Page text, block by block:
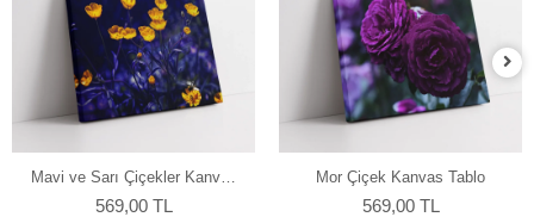
canlılıklarını her zaman korur ve duvarlarınızı güzelleştirir.
Kenar Baskısıyla Tablolarımızın Kenar Kısımları
Resmin dokusu ve renklerinin zarif bir şekilde devam ettiği özel bir
tasarıma sahiptir. Bu detay, tablolarımızı ek çerçeve ihtiyacı
olmadan asılabilir kılar, böylece sanat eserleriniz odanızın
atmosferine mükemmel bir şekilde uyum sağlar. Her bir tablomuz,
sanatseverlere özel bir estetik deneyim sunmak için özenle
Mavi ve Sarı Çiçekler Kanvas
Tablo
569,00 TL
Mor Çiçek Kanvas Tablo
569,00 TL